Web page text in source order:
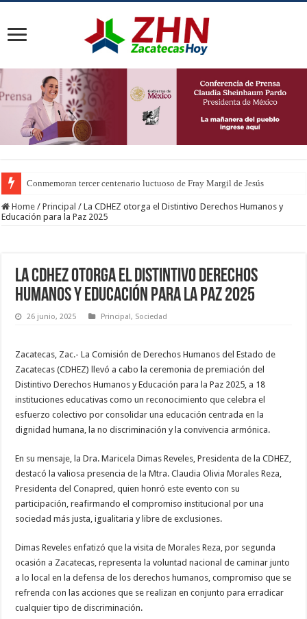
Conmemoran tercer centenario luctuoso de Fray Margil de Jesús
Home / Principal / La CDHEZ otorga el Distintivo Derechos Humanos y
Educación para la Paz 2025
La CDHEZ otorga el Distintivo Derechos
Humanos y Educación para la Paz 2025
26 junio, 2025 Principal, Sociedad
Zacatecas, Zac.- La Comisión de Derechos Humanos del Estado de
Zacatecas (CDHEZ) llevó a cabo la ceremonia de premiación del
Distintivo Derechos Humanos y Educación para la Paz 2025, a 18
instituciones educativas como un reconocimiento que celebra el
esfuerzo colectivo por consolidar una educación centrada en la
dignidad humana, la no discriminación y la convivencia armónica.
En su mensaje, la Dra. Maricela Dimas Reveles, Presidenta de la CDHEZ,
destacó la valiosa presencia de la Mtra. Claudia Olivia Morales Reza,
Presidenta del Conapred, quien honró este evento con su
participación, reafirmando el compromiso institucional por una
sociedad más justa, igualitaria y libre de exclusiones.
Dimas Reveles enfatizó que la visita de Morales Reza, por segunda
ocasión a Zacatecas, representa la voluntad nacional de caminar junto
a lo local en la defensa de los derechos humanos, compromiso que se
refrenda con las acciones que se realizan en conjunto para erradicar
cualquier tipo de discriminación.